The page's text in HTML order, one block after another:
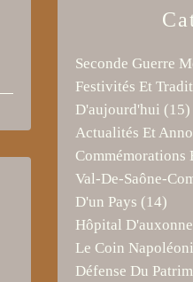
Seconde Guerre
Festivités Et
D'aujourd'hui (15)
Actualités Et
Commémorations
Val-De-Saône-
D'un Pays (14)
Hôpital D'auxonne
Le Coin
Défense Du